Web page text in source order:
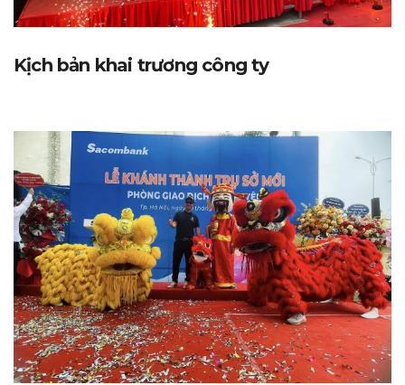
Kịch bản khai trương công ty